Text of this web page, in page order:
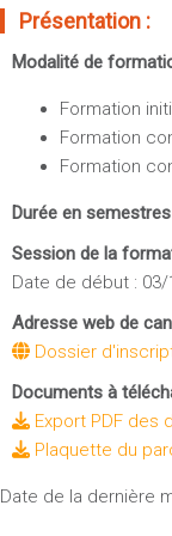
Sportives)
GEP (Génie
Informatique
Plan et accès
Intranet des
Moodle
Messagerie
Stage et emploi
Portefeuille
de Compétences
Fermer
Présentation :
Modalité de
Formation
Formation
Formation
Durée en
Session de la
Date de début :
Adresse web de
Dossier
Documents à
Export PDF
Plaquette du
Date de la dernière